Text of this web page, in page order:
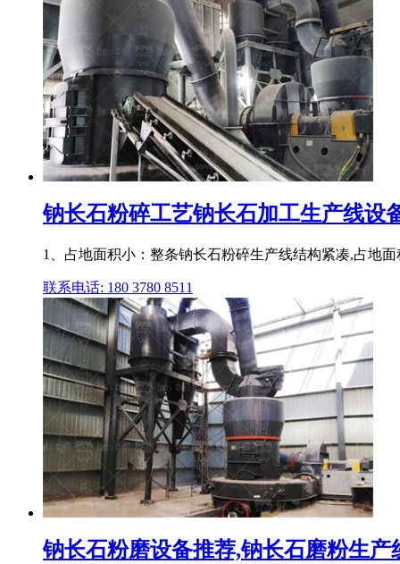
钠长石粉碎工艺钠长石加工生产线设
1、占地面积小：整条钠长石粉碎生产线结构紧凑,占地
联系电话: 180 3780 8511
钠长石粉磨设备推荐,钠长石磨粉生产